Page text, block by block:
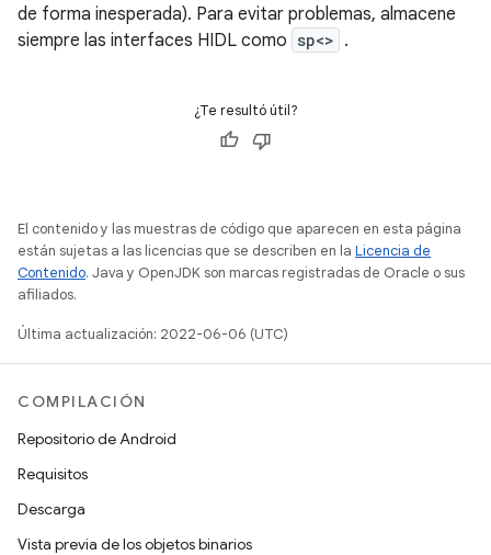
de forma inesperada). Para evitar problemas, almacene
siempre las interfaces HIDL como sp<> .
¿Te resultó útil?
El contenido y las muestras de código que aparecen en esta página
están sujetas a las licencias que se describen en la Licencia de
Contenido. Java y OpenJDK son marcas registradas de Oracle o sus
afiliados.
Última actualización: 2022-06-06 (UTC)
COMPILACIÓN
Repositorio de Android
Requisitos
Descarga
Vista previa de los objetos binarios